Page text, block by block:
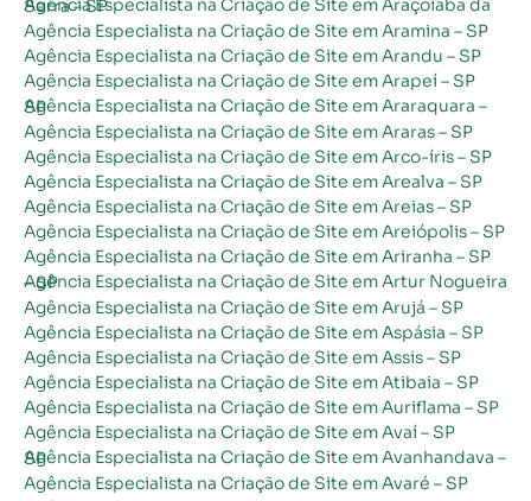
Agência Especialista na Criação de Site em Araçoiaba da Serra – SP
Agência Especialista na Criação de Site em Aramina – SP
Agência Especialista na Criação de Site em Arandu – SP
Agência Especialista na Criação de Site em Arapeí – SP
Agência Especialista na Criação de Site em Araraquara – SP
Agência Especialista na Criação de Site em Araras – SP
Agência Especialista na Criação de Site em Arco-íris – SP
Agência Especialista na Criação de Site em Arealva – SP
Agência Especialista na Criação de Site em Areias – SP
Agência Especialista na Criação de Site em Areiópolis – SP
Agência Especialista na Criação de Site em Ariranha – SP
Agência Especialista na Criação de Site em Artur Nogueira – SP
Agência Especialista na Criação de Site em Arujá – SP
Agência Especialista na Criação de Site em Aspásia – SP
Agência Especialista na Criação de Site em Assis – SP
Agência Especialista na Criação de Site em Atibaia – SP
Agência Especialista na Criação de Site em Auriflama – SP
Agência Especialista na Criação de Site em Avaí – SP
Agência Especialista na Criação de Site em Avanhandava – SP
Agência Especialista na Criação de Site em Avaré – SP